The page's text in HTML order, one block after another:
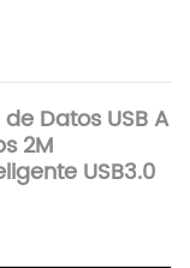
Datos USB A
2M
USB3.0